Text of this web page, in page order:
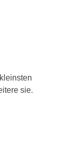
sie.